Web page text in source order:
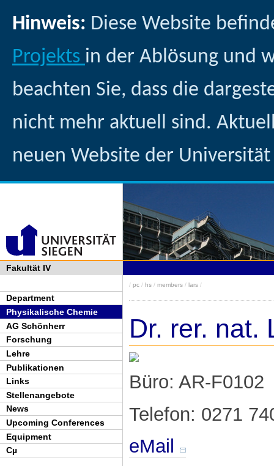
Hinweis: Diese Website
Projekts in der Ablösung und
beachten Sie, dass die
nicht mehr aktuell sind.
neuen Website der
Fakultät IV
Department
Physikalische Chemie
AG Schönherr
Forschung
Lehre
Publikationen
Links
Stellenangebote
News
Upcoming Conferences
Equipment
Cµ
/ pc / hs / members / lars /
Dr. rer. nat.
Büro: AR-F0102
Telefon: 0271
eMail